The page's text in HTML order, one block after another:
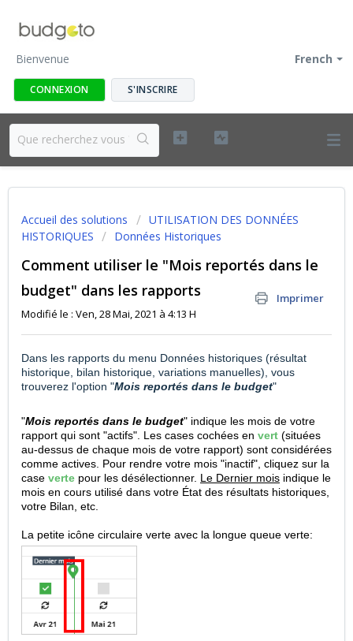
French
Bienvenue
CONNEXION S'INSCRIRE
Accueil des solutions
UTILISATION DES DONNÉES
HISTORIQUES
Données Historiques
Comment utiliser le "Mois reportés dans le
budget" dans les rapports
Imprimer
Modifié le : Ven, 28 Mai, 2021 à 4:13 H
Dans les rapports du menu Données historiques (résultat
historique, bilan historique, variations manuelles), vous
trouverez l'option "Mois reportés dans le budget"
"Mois reportés dans le budget" indique les mois de votre
rapport qui sont "actifs". Les cases cochées en vert (situées
au-dessus de chaque mois de votre rapport) sont considérées
comme actives. Pour rendre votre mois "inactif", cliquez sur la
case verte pour les désélectionner. Le Dernier mois indique le
mois en cours utilisé dans votre État des résultats historiques,
votre Bilan, etc.
La petite icône circulaire verte avec la longue queue verte: